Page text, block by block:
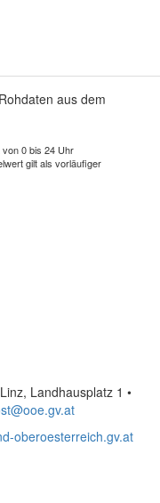
aus dem
0 bis 24 Uhr
gilt als vorläufiger
Landhausplatz 1 •
oberoesterreich.gv.at